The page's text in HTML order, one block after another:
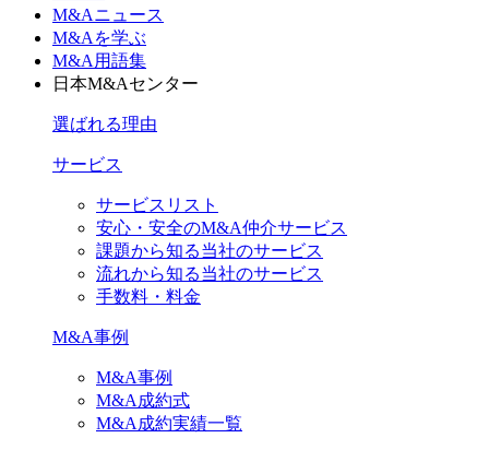
M&Aニュース
M&Aを学ぶ
M&A用語集
日本M&Aセンター
選ばれる理由
サービス
サービスリスト
安心・安全のM&A仲介サービス
課題から知る当社のサービス
流れから知る当社のサービス
手数料・料金
M&A事例
M&A事例
M&A成約式
M&A成約実績一覧